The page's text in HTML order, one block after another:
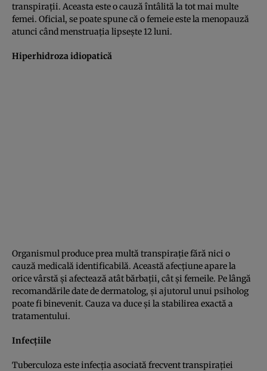
transpiraţii. Aceasta este o cauză întâlită la tot mai multe
femei. Oficial, se poate spune că o femeie este la menopauză
atunci când menstruaţia lipseşte 12 luni.
Hiperhidroza idiopatică
Organismul produce prea multă transpiraţie fără nici o
cauză medicală identificabilă. Această afecţiune apare la
orice vârstă şi afectează atât bărbaţii, cât şi femeile. Pe lângă
recomandările date de dermatolog, şi ajutorul unui psiholog
poate fi binevenit. Cauza va duce şi la stabilirea exactă a
tratamentului.
Infecţiile
Tuberculoza este infecţia asociată frecvent transpiraţiei